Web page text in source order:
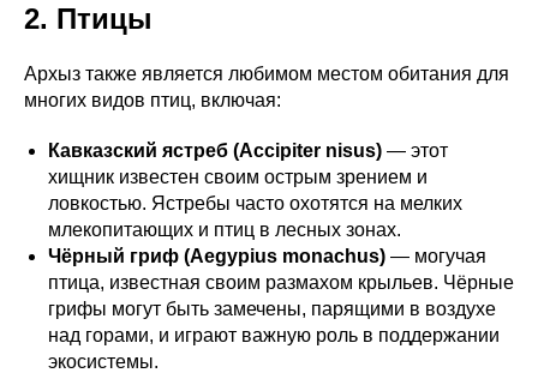
2. Птицы
Архыз также является любимом местом обитания для
многих видов птиц, включая:
Кавказский ястреб (Accipiter nisus) — этот
хищник известен своим острым зрением и
ловкостью. Ястребы часто охотятся на мелких
млекопитающих и птиц в лесных зонах.
Чёрный гриф (Aegypius monachus) — могучая
птица, известная своим размахом крыльев. Чёрные
грифы могут быть замечены, парящими в воздухе
над горами, и играют важную роль в поддержании
экосистемы.